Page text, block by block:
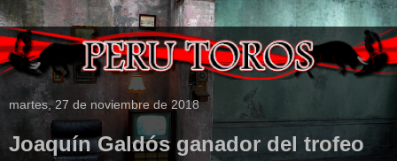
martes, 27 de noviembre de 2018
Joaquín Galdós ganador del trofeo